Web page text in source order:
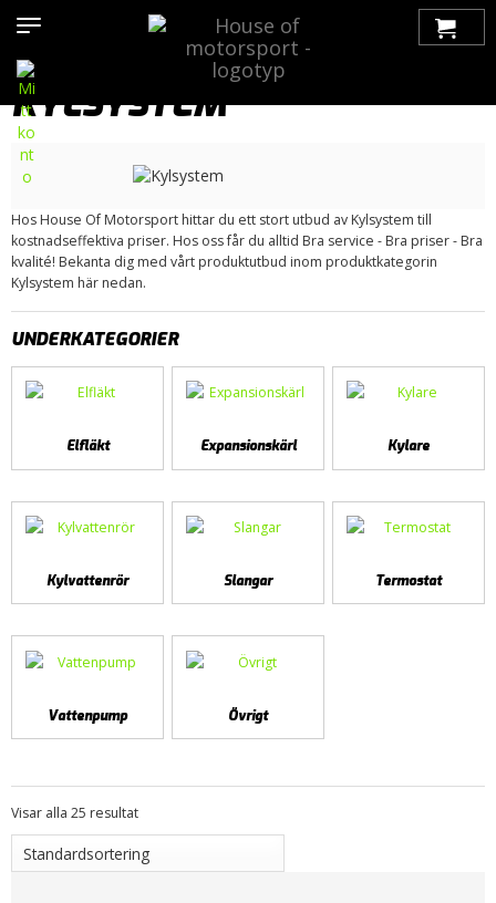
Bilmärken>Saab>900
900 OG (1979-1993)
> Kylsystem
KYLSYSTEM
Hos House Of Motorsport hittar du ett stort utbud av Kylsystem till
kostnadseffektiva priser. Hos oss får du alltid Bra service - Bra priser - Bra
kvalité! Bekanta dig med vårt produktutbud inom produktkategorin
Kylsystem här nedan.
UNDERKATEGORIER
Elfläkt Expansionskärl Kylare
Kylvattenrör Slangar Termostat
Vattenpump Övrigt
Visar alla 25 resultat